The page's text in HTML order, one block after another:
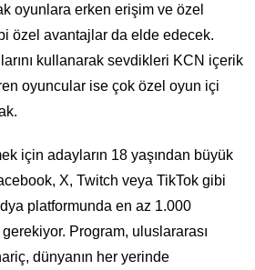
oyunlara erken erişim ve özel
özel avantajlar da elde edecek.
kullanarak sevdikleri KCN içerik
oyuncular ise çok özel oyun içi
için adayların 18 yaşından büyük
X, Twitch veya TikTok gibi
platformunda en az 1.000
Program, uluslararası
dünyanın her yerinde